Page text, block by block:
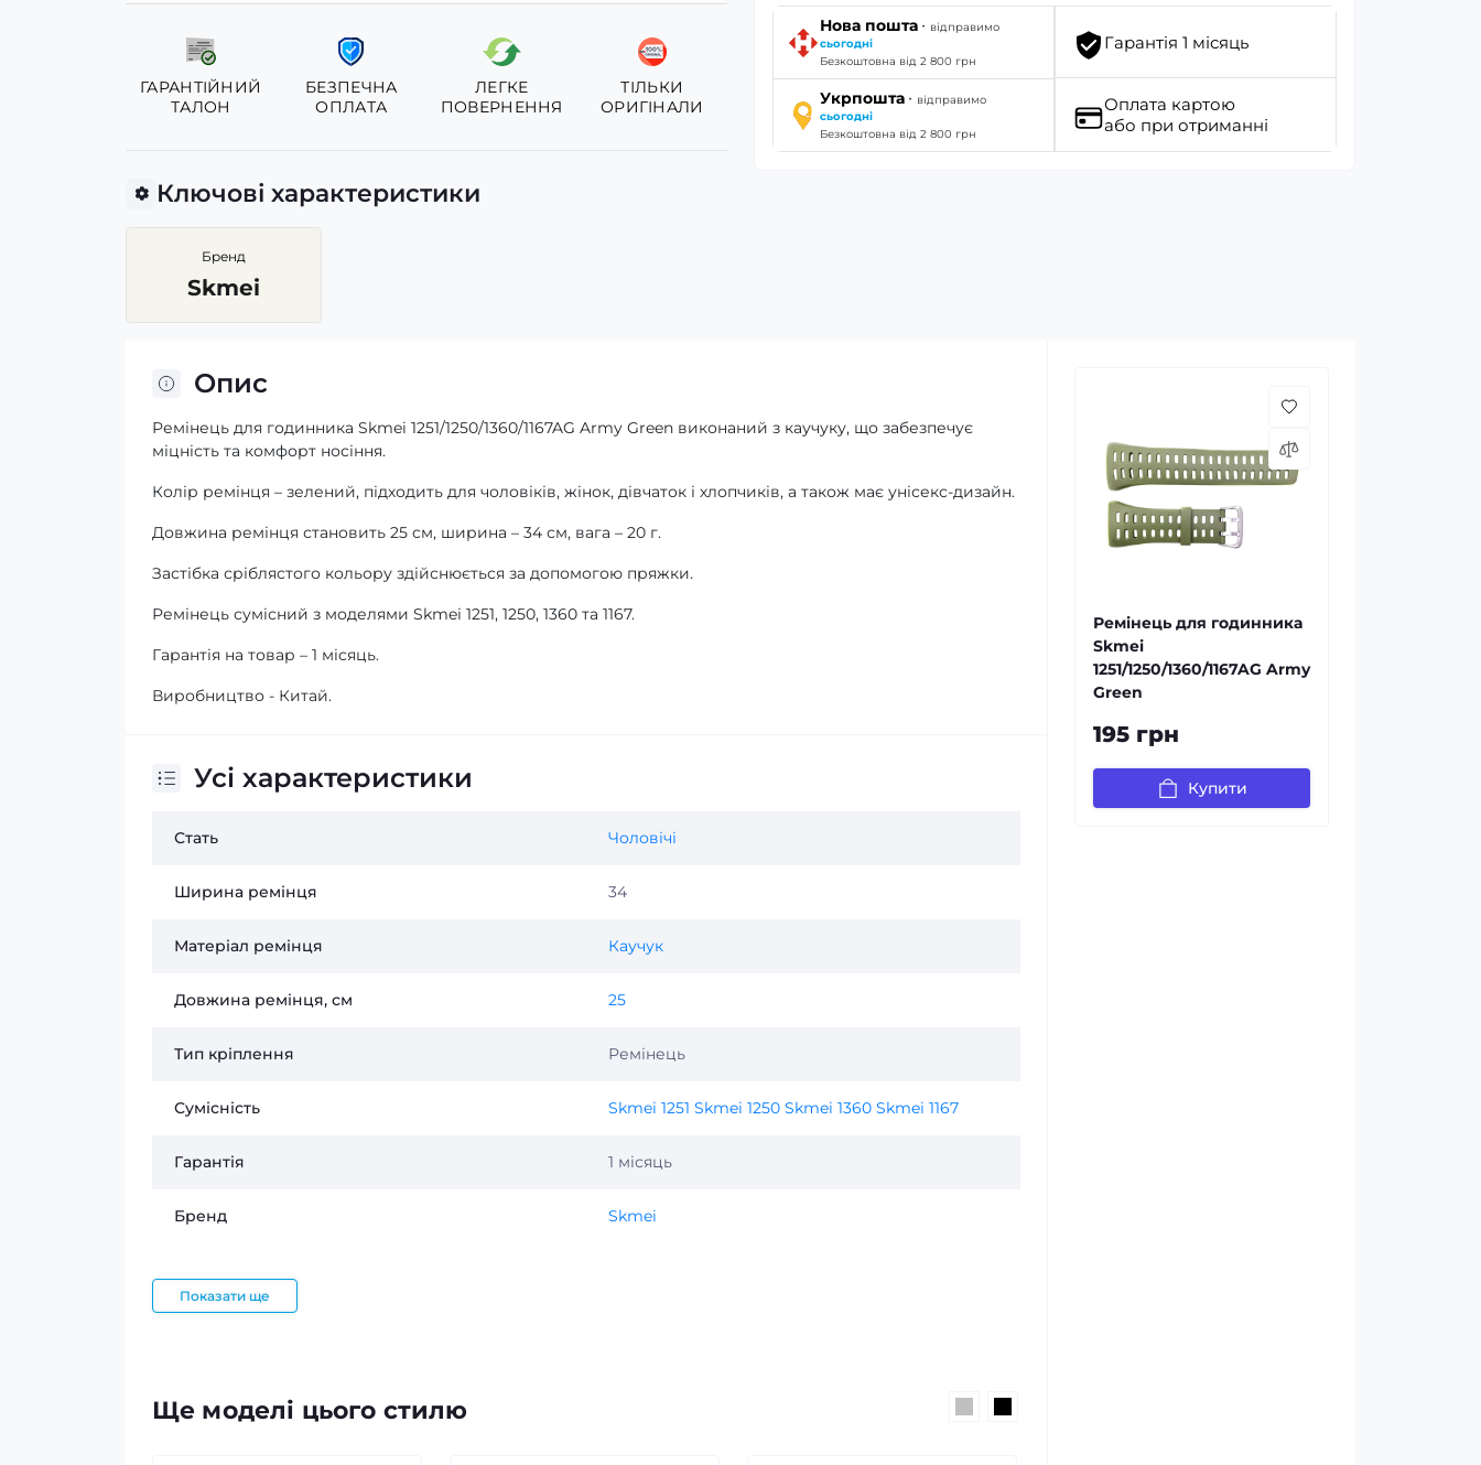
ГАРАНТІЙНИЙ
ТАЛОН
БЕЗПЕЧНА
ОПЛАТА
ЛЕГКЕ
ПОВЕРНЕННЯ
ТІЛЬКИ
ОРИГІНАЛИ
Ключові характеристики
Бренд
Skmei
Нова пошта · відправимо
сьогодні
Безкоштовна від 2 800 грн
Укрпошта · відправимо
сьогодні
Безкоштовна від 2 800 грн
Гарантія 1 місяць
Оплата картою
або при отриманні
Опис
Ремінець для годинника Skmei 1251/1250/1360/1167AG Army Green виконаний з каучуку, що забезпечує
міцність та комфорт носіння.
Колір ремінця – зелений, підходить для чоловіків, жінок, дівчаток і хлопчиків, а також має унісекс-дизайн.
Довжина ремінця становить 25 см, ширина – 34 см, вага – 20 г.
Застібка сріблястого кольору здійснюється за допомогою пряжки.
Ремінець сумісний з моделями Skmei 1251, 1250, 1360 та 1167.
Гарантія на товар – 1 місяць.
Виробництво - Китай.
Усі характеристики
Стать Чоловічі
Ширина ремінця 34
Матеріал ремінця Каучук
Довжина ремінця, см 25
Тип кріплення Ремінець
Сумісність Skmei 1251 Skmei 1250 Skmei 1360 Skmei 1167
Гарантія 1 місяць
Бренд Skmei
Показати ще
Ще моделі цього стилю
Ремінець для годинника
Skmei
1251/1250/1360/1167AG Army
Green
195 грн
Купити